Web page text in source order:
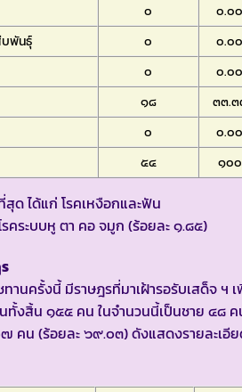
๐
๐.๐
บพันธุ์
๐
๐.๐
๐
๐.๐
๑๘
๓๓.
๐
๐.๐
๕๔ ๑๐๐
ด ได้แก่ โรคเหงือกและฟัน
คระบบหู ตา คอ จมูก (ร้อยละ ๑.๘๕)
านครั้งนี้ มีราษฎรที่มาเฝ้ารอรับเสด็จ ฯ
ทั้งสิ้น ๑๕๕ คน ในจำนวนนี้เป็นชาย ๔๘
คน (ร้อยละ ๖๙.๐๓) ดังแสดงรายละเอี